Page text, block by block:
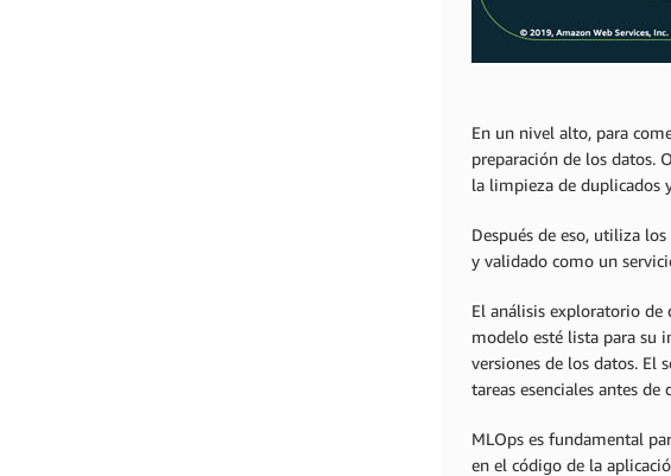
En un nivel alto, para
preparación de los datos.
la limpieza de duplicados
Después de eso, utiliza
y validado como un
El análisis exploratorio de
modelo esté lista para su
versiones de los datos. El
tareas esenciales antes
MLOps es fundamental
en el código de la